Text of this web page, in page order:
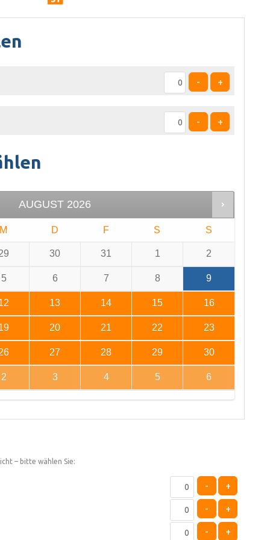
- +
- +
AUGUST 2026
M D F S S
30 31 1 2
5 6 7 8 9
13 14 15 16
20 21 22 23
27 28 29 30
2 3 4 5 6
– bitte wählen Sie:
- +
- +
- +